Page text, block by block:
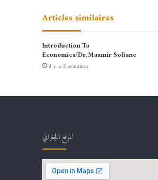
Articles similaires
Introduction To
Economics/Dr.Maamir Sofiane
il y a 2 semaines
الموقع الجغرافي